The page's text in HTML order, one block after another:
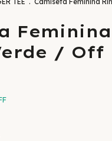
Feminina
/ Off